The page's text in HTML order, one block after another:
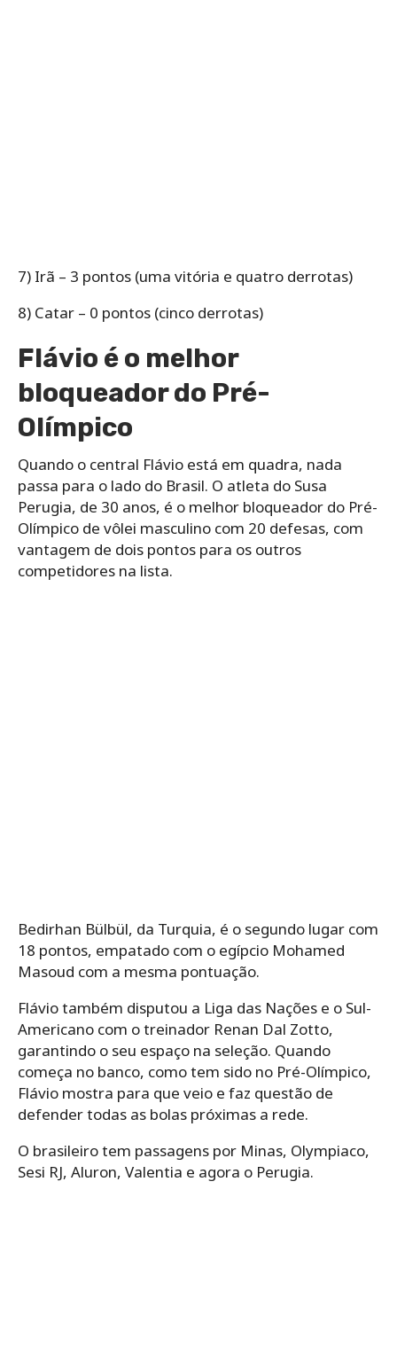
7) Irã – 3 pontos (uma vitória e quatro derrotas)
8) Catar – 0 pontos (cinco derrotas)
Flávio é o melhor
bloqueador do Pré-
Olímpico
Quando o central Flávio está em quadra, nada
passa para o lado do Brasil. O atleta do Susa
Perugia, de 30 anos, é o melhor bloqueador do Pré-
Olímpico de vôlei masculino com 20 defesas, com
vantagem de dois pontos para os outros
competidores na lista.
Bedirhan Bülbül, da Turquia, é o segundo lugar com
18 pontos, empatado com o egípcio Mohamed
Masoud com a mesma pontuação.
Flávio também disputou a Liga das Nações e o Sul-
Americano com o treinador Renan Dal Zotto,
garantindo o seu espaço na seleção. Quando
começa no banco, como tem sido no Pré-Olímpico,
Flávio mostra para que veio e faz questão de
defender todas as bolas próximas a rede.
O brasileiro tem passagens por Minas, Olympiaco,
Sesi RJ, Aluron, Valentia e agora o Perugia.